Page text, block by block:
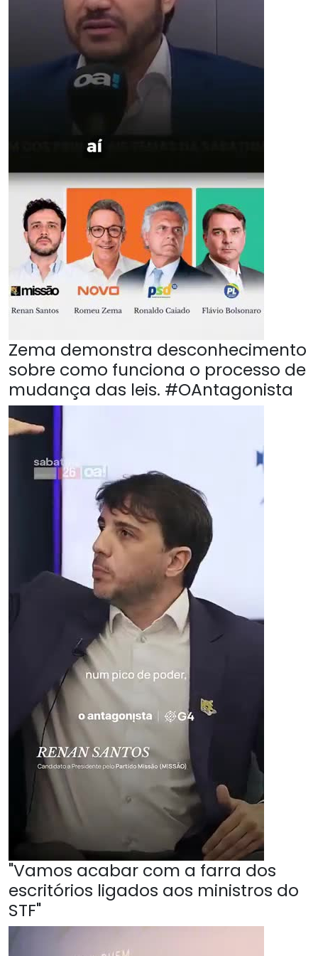
Zema demonstra desconhecimento
sobre como funciona o processo de
mudança das leis. #OAntagonista
"Vamos acabar com a farra dos
escritórios ligados aos ministros do
STF"